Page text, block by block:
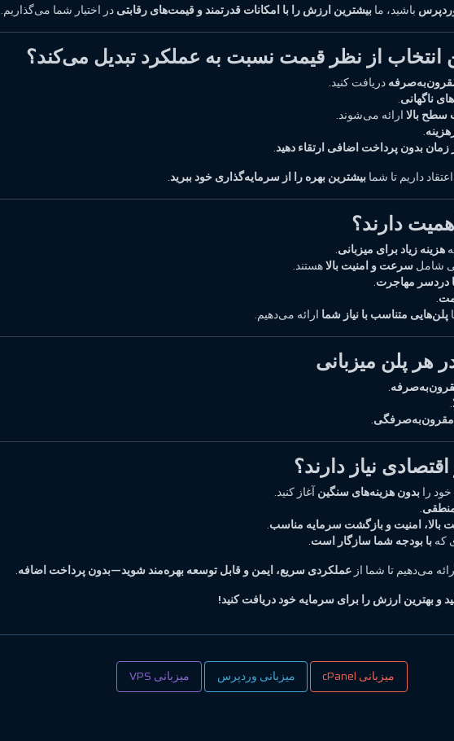
باشید، مابیشترین ارزش را با امکانات قدرتمند و قیمت‌های رقابتیدر اختیار شما می‌گذاریم.
انتخاب از نظر قیمت نسبت به عملکرد تبدیل می‌کند؟
دریافت کنید.
ناگهانی.
بالاارائه می‌شوند.
.
زمان بدون پرداخت اضافی ارتقاء دهید.
اعتقاد داریم تا شمابیشترین بهره را از سرمایه‌گذاری خود ببرید.
دارند؟
هزینه زیاد برای میزبانی.
شاملسرعت و امنیت بالاهستند.
دردسر مهاجرت.
.
پلن‌هایی متناسب با نیاز شما ارائه می‌دهیم.
هر پلن میزبانی
.
.
.
نیاز دارند؟
رابدون هزینه‌های سنگینآغاز کنید.
.
امنیت و بازگشت سرمایه مناسب.
کهبا بودجه شما سازگار است.
می‌دهیم تا شما از عملکردی سریع، ایمن و قابل توسعه بهره‌مند شوید—بدون پرداخت اضافه.
و بهترین ارزش را برای سرمایه خود دریافت کنید!
میزبانی cPanel میزبانی وردپرس میزبانی VPS